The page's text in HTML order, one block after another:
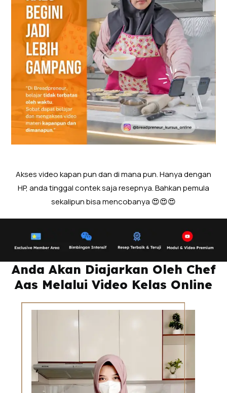
Akses video kapan pun dan di mana pun. Hanya dengan
HP, anda tinggal contek saja resepnya. Bahkan pemula
sekalipun bisa mencobanya 😍😍😍
Anda Akan Diajarkan Oleh Chef
Aas Melalui Video Kelas Online